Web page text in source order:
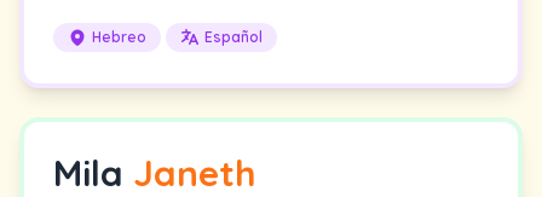
Hebreo Español
Mila Janeth